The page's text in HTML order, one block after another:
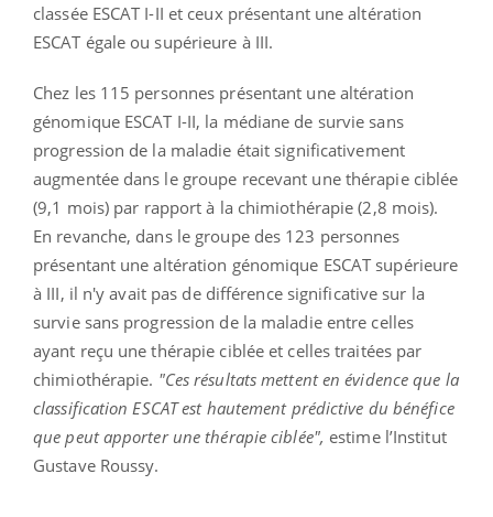
classée ESCAT I-II et ceux présentant une altération
ESCAT égale ou supérieure à III.
Chez les 115 personnes présentant une altération
génomique ESCAT I-II, la médiane de survie sans
progression de la maladie était significativement
augmentée dans le groupe recevant une thérapie ciblée
(9,1 mois) par rapport à la chimiothérapie (2,8 mois).
En revanche, dans le groupe des 123 personnes
présentant une altération génomique ESCAT supérieure
à III, il n'y avait pas de différence significative sur la
survie sans progression de la maladie entre celles
ayant reçu une thérapie ciblée et celles traitées par
chimiothérapie. "Ces résultats mettent en évidence que la
classification ESCAT est hautement prédictive du bénéfice
que peut apporter une thérapie ciblée", estime l’Institut
Gustave Roussy.